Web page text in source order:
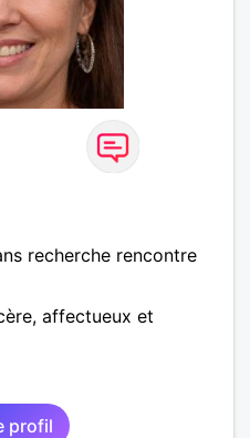
recherche rencontre
affectueux et
profil